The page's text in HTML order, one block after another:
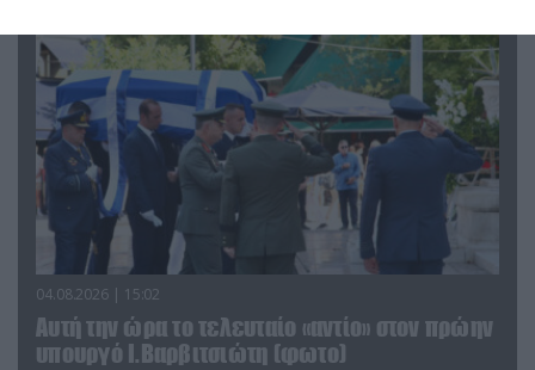
04.08.2026 | 15:02
Αυτή την ώρα το τελευταίο «αντίο» στον πρώην
υπουργό Ι.Βαρβιτσιώτη (φωτο)